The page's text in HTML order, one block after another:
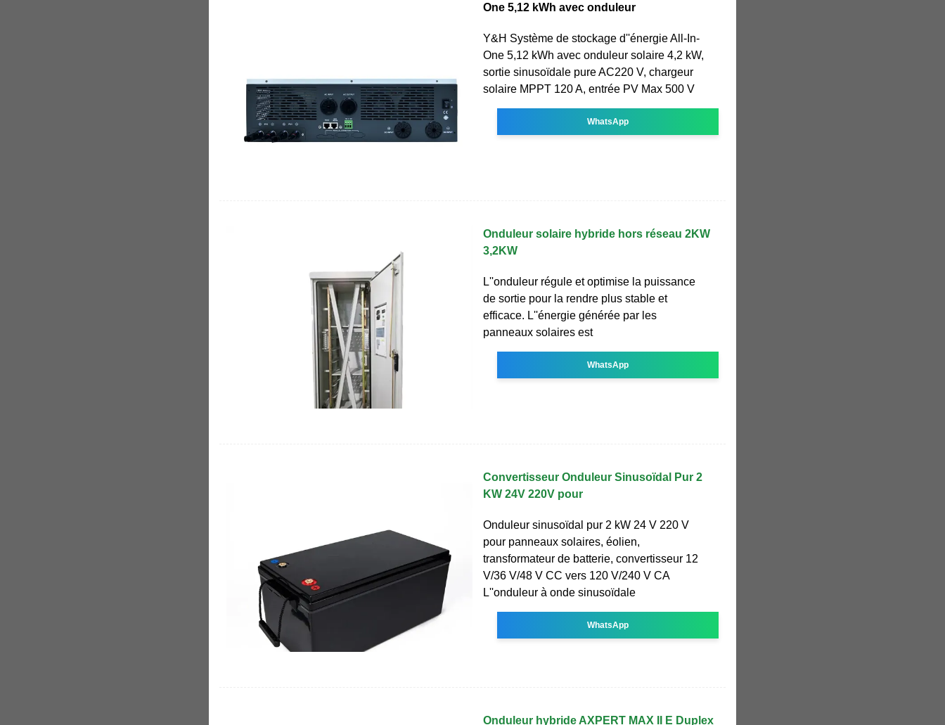
One 5,12 kWh avec onduleur
Y&H Système de stockage d''énergie All-In-
One 5,12 kWh avec onduleur solaire 4,2 kW,
sortie sinusoïdale pure AC220 V, chargeur
solaire MPPT 120 A, entrée PV Max 500 V
WhatsApp
Onduleur solaire hybride hors réseau 2KW
3,2KW
L''onduleur régule et optimise la puissance
de sortie pour la rendre plus stable et
efficace. L''énergie générée par les
panneaux solaires est
WhatsApp
Convertisseur Onduleur Sinusoïdal Pur 2
KW 24V 220V pour
Onduleur sinusoïdal pur 2 kW 24 V 220 V
pour panneaux solaires, éolien,
transformateur de batterie, convertisseur 12
V/36 V/48 V CC vers 120 V/240 V CA
L''onduleur à onde sinusoïdale
WhatsApp
Onduleur hybride AXPERT MAX II E Duplex